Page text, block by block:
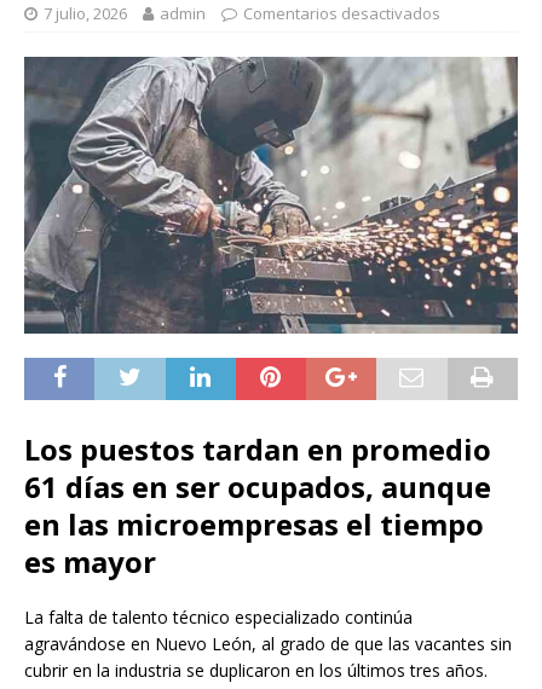
7 julio, 2026 admin Comentarios desactivados
Los puestos tardan en promedio
61 días en ser ocupados, aunque
en las microempresas el tiempo
es mayor
La falta de talento técnico especializado continúa
agravándose en Nuevo León, al grado de que las vacantes sin
cubrir en la industria se duplicaron en los últimos tres años.